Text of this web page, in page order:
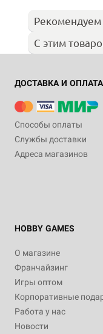
С этим
ДОСТАВКА И ОПЛАТА
Способы оплаты
Службы доставки
Адреса магазинов
HOBBY GAMES
О магазине
Франчайзинг
Игры оптом
Корпоративные
Работа у нас
Новости